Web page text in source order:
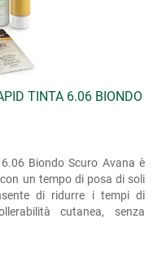
TINTA 6.06 BIONDO
Biondo Scuro Avana è
un tempo di posa di soli
di ridurre i tempi di
cutanea, senza